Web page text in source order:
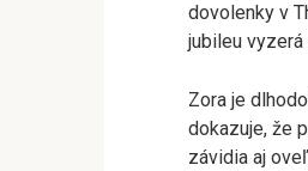
dovolenky v
jubileu
Zora je
dokazuje, že
závidia aj